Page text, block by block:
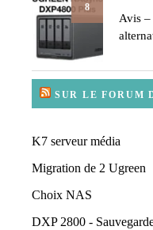
8
Avis –
SUR LE FORUM
K7 serveur média
Migration de 2 Ugreen
Choix NAS
DXP 2800 -